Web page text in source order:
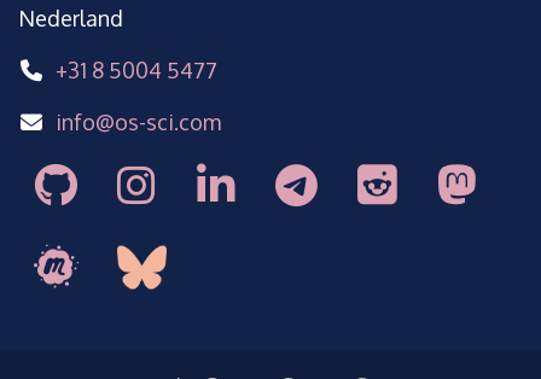
Nederland
+31 8 5004 5477
info@os-sci.com